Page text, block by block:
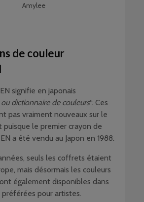
Amylee
de couleur
signifie en japonais
dictionnaire de couleurs“. Ces
pas vraiment nouveaux sur le
puisque le premier crayon de
a été vendu au Japon en 1988.
seuls les coffrets étaient
mais désormais les couleurs
également disponibles dans
pour artistes.